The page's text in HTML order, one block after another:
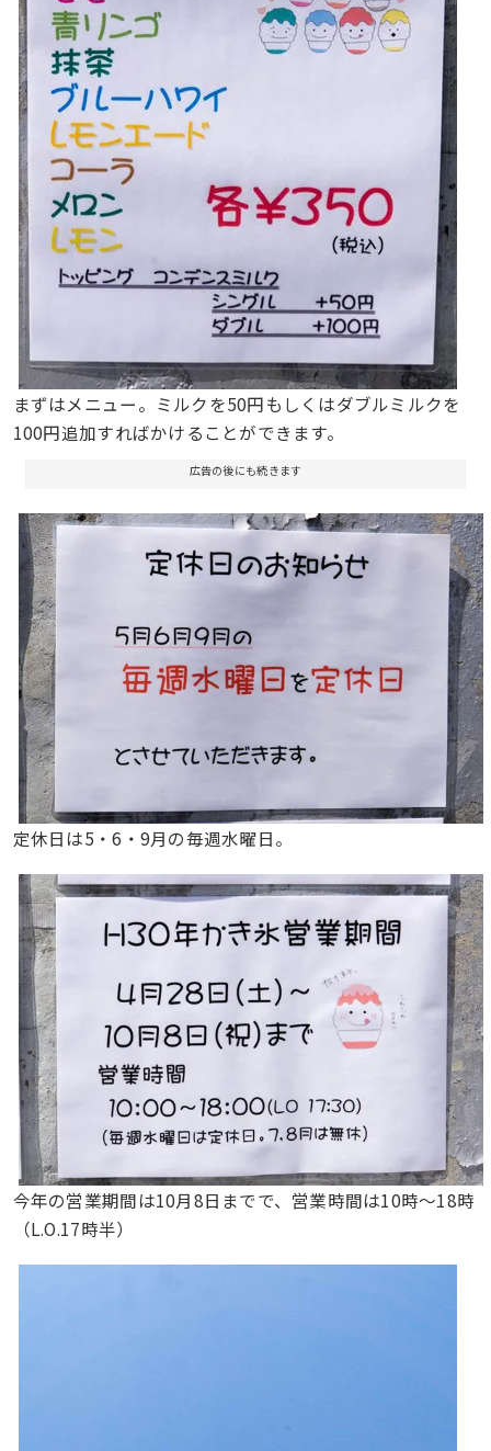
まずはメニュー。ミルクを50円もしくはダブルミルクを
100円追加すればかけることができます。
広告の後にも続きます
定休日は5・6・9月の毎週水曜日。
今年の営業期間は10月8日までで、営業時間は10時〜18時
（L.O.17時半）